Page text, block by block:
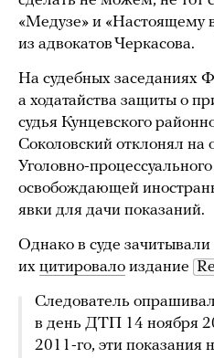
«Медузе» и «Настоящему
из адвокатов Черкасова.
На судебных заседаниях
а ходатайства защиты о
судья Кунцевского
Соколовский отклонял на
Уголовно-
освобождающей
явки для дачи показаний.
Однако в суде
их цитировало издание
Следователь
в день ДТП 14 ноября
2011-го, эти показания